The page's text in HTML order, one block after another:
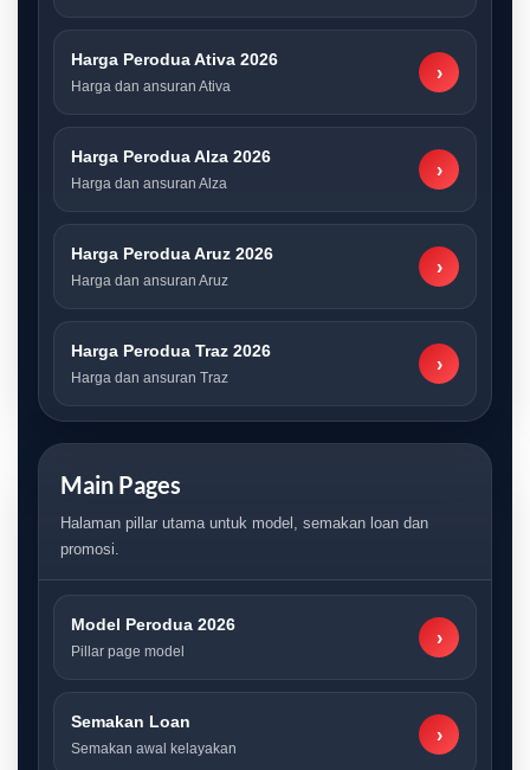
Harga Perodua Ativa 2026
Harga dan ansuran Ativa
›
Harga Perodua Alza 2026
Harga dan ansuran Alza
›
Harga Perodua Aruz 2026
Harga dan ansuran Aruz
›
Harga Perodua Traz 2026
Harga dan ansuran Traz
›
Main Pages
Halaman pillar utama untuk model, semakan loan dan
promosi.
Model Perodua 2026
Pillar page model
›
Semakan Loan
Semakan awal kelayakan
›